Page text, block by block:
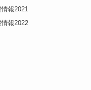
報2021
報2022